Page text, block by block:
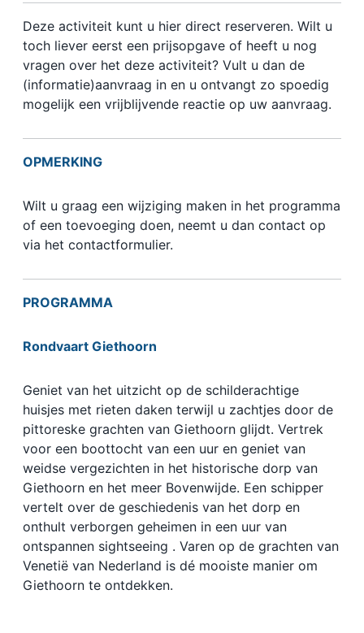
Deze activiteit kunt u hier direct reserveren. Wilt u
toch liever eerst een prijsopgave of heeft u nog
vragen over het deze activiteit? Vult u dan de
(informatie)aanvraag in en u ontvangt zo spoedig
mogelijk een vrijblijvende reactie op uw aanvraag.
OPMERKING
Wilt u graag een wijziging maken in het programma
of een toevoeging doen, neemt u dan contact op
via het contactformulier.
PROGRAMMA
Rondvaart Giethoorn
Geniet van het uitzicht op de schilderachtige
huisjes met rieten daken terwijl u zachtjes door de
pittoreske grachten van Giethoorn glijdt. Vertrek
voor een boottocht van een uur en geniet van
weidse vergezichten in het historische dorp van
Giethoorn en het meer Bovenwijde. Een schipper
vertelt over de geschiedenis van het dorp en
onthult verborgen geheimen in een uur van
ontspannen sightseeing . Varen op de grachten van
Venetië van Nederland is dé mooiste manier om
Giethoorn te ontdekken.